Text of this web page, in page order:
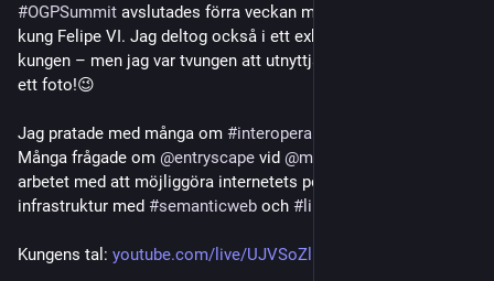
#OGPSummit avslutades förra veckan med ett tal av Spaniens
kung Felipe VI. Jag deltog också i ett exklusivt möte med
kungen – men jag var tvungen att utnyttja min längd för att få
ett foto!😉
Jag pratade med många om #interoperabilitet
Många frågade om @entryscape vid @metasolutions
arbetet med att möjliggöra internetets potential och digital
infrastruktur med #semanticweb och # linkeddata
Kungens tal: youtube.com/live/UJVSoZlme_I&t